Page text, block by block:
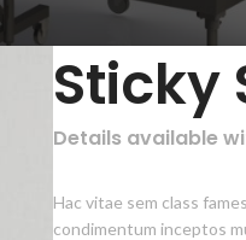
Sticky
Details available
Hac vitae sem class
condimentum inceptos